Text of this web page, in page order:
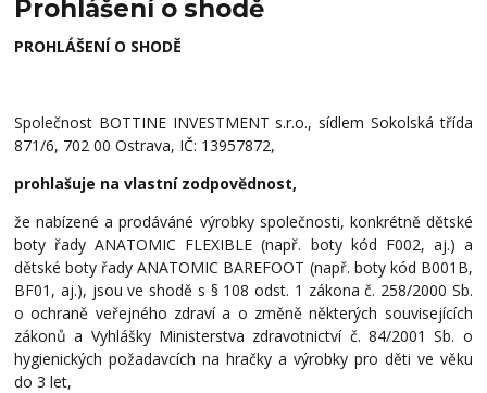
Prohlášení o shodě
PROHLÁŠENÍ O SHODĚ
Společnost BOTTINE INVESTMENT s.r.o., sídlem Sokolská třída
871/6, 702 00 Ostrava, IČ: 13957872,
prohlašuje na vlastní zodpovědnost,
že nabízené a prodáváné výrobky společnosti, konkrétně dětské
boty řady ANATOMIC FLEXIBLE (např. boty kód F002, aj.) a
dětské boty řady ANATOMIC BAREFOOT (např. boty kód B001B,
BF01, aj.), jsou ve shodě s § 108 odst. 1 zákona č. 258/2000 Sb.
o ochraně veřejného zdraví a o změně některých souvisejících
zákonů a Vyhlášky Ministerstva zdravotnictví č. 84/2001 Sb. o
hygienických požadavcích na hračky a výrobky pro děti ve věku
do 3 let,